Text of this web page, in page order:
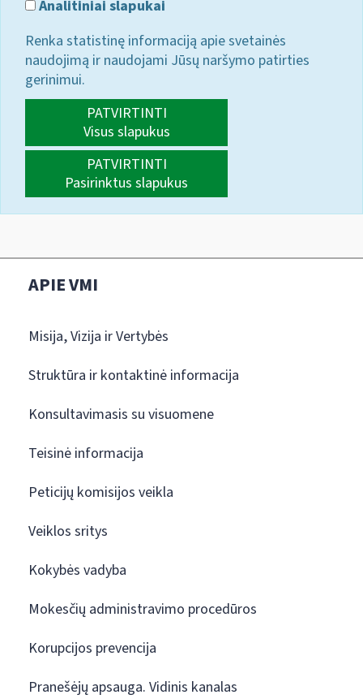
Analitiniai slapukai
Renka statistinę informaciją apie svetainės
naudojimą ir naudojami Jūsų naršymo patirties
gerinimui.
PATVIRTINTI
Visus slapukus
PATVIRTINTI
Pasirinktus slapukus
APIE VMI
Misija, Vizija ir Vertybės
Struktūra ir kontaktinė informacija
Konsultavimasis su visuomene
Teisinė informacija
Peticijų komisijos veikla
Veiklos sritys
Kokybės vadyba
Mokesčių administravimo procedūros
Korupcijos prevencija
Pranešėjų apsauga. Vidinis kanalas